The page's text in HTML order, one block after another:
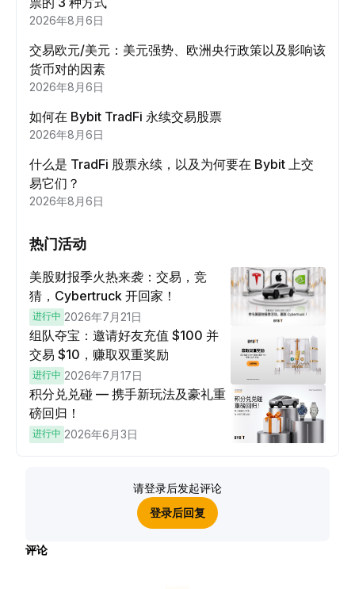
2026年8月6日
交易欧元/美元：美元强势、欧洲央行政策以及影响该
货币对的因素
2026年8月6日
如何在 Bybit TradFi 永续交易股票
2026年8月6日
什么是 TradFi 股票永续，以及为何要在 Bybit 上交
易它们？
2026年8月6日
热门活动
美股财报季火热来袭：交易，竞
猜，Cybertruck 开回家！
进行中 2026年7月21日
组队夺宝：邀请好友充值 $100 并
交易 $10，赚取双重奖励
进行中 2026年7月17日
积分兑兑碰 — 携手新玩法及豪礼重
磅回归！
进行中 2026年6月3日
请登录后发起评论
登录后回复
评论